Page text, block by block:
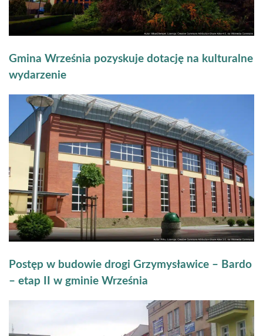
Gmina Września pozyskuje dotację na kulturalne
wydarzenie
Postęp w budowie drogi Grzymysławice – Bardo
– etap II w gminie Września